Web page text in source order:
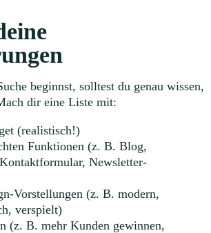
beginnst, solltest du genau wissen,
dir eine Liste mit:
(realistisch!)
Funktionen (z. B. Blog,
Newsletter-
Vorstellungen (z. B. modern,
verspielt)
(z. B. mehr Kunden gewinnen,